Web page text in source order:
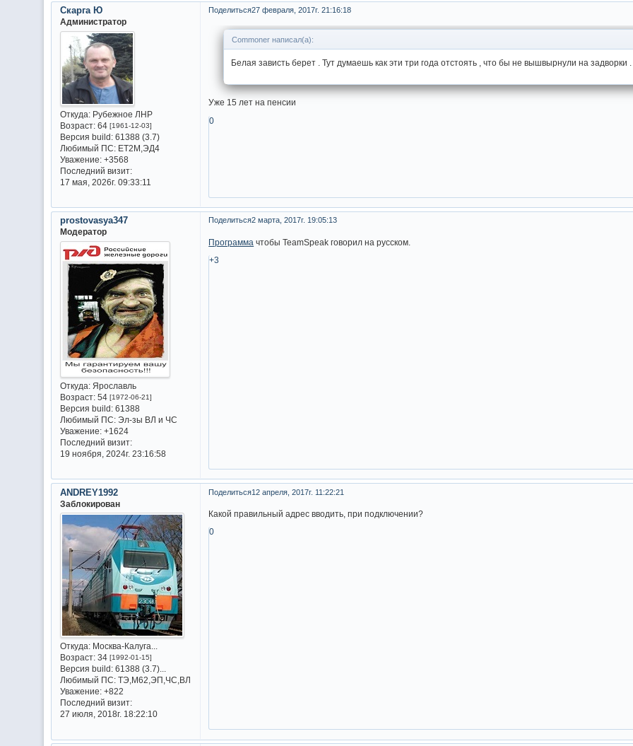
Поделиться27 февраля, 2017г. 21:16:18
Скарга Ю
Администратор
Откуда:Рубежное ЛНР
Возраст:64 [1961-12-03]
Версия build:61388 (3.7)
Любимый ПС:ET2M,ЭД4
Уважение: +3568
Последний визит:
17 мая, 2026г. 09:33:11
Commoner написал(а):
Белая зависть берет . Тут думаешь как эти три года отстоять , что бы не вышвырнули на задворки .
Уже 15 лет на пенсии
0
Поделиться2 марта, 2017г. 19:05:13
prostovasya347
Модератор
Откуда:Ярославль
Возраст:54 [1972-06-21]
Версия build:61388
Любимый ПС:Эл-зы ВЛ и ЧС
Уважение: +1624
Последний визит:
19 ноября, 2024г. 23:16:58
Программа чтобы TeamSpeak говорил на русском.
+3
Поделиться12 апреля, 2017г. 11:22:21
ANDREY1992
Заблокирован
Откуда:Москва-Калуга...
Возраст:34 [1992-01-15]
Версия build:61388 (3.7)...
Любимый ПС:ТЭ,М62,ЭП,ЧС,ВЛ
Уважение: +822
Последний визит:
27 июля, 2018г. 18:22:10
Какой правильный адрес вводить, при подключении?
0